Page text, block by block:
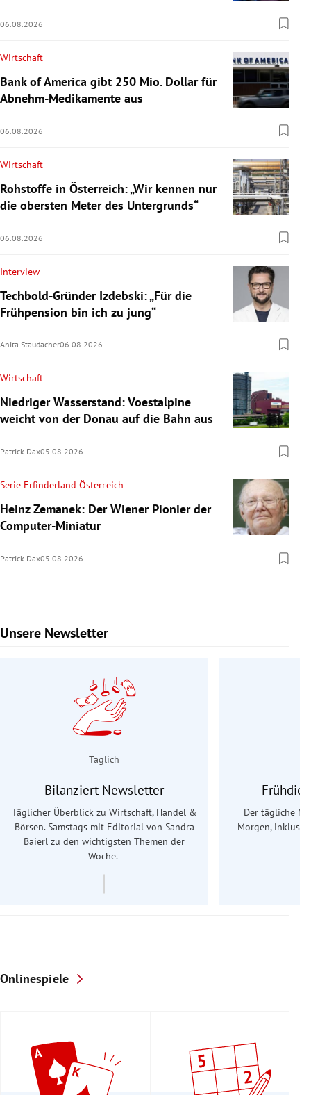
06.08.2026
Wirtschaft
Bank of America gibt 250 Mio. Dollar für
Abnehm-Medikamente aus
06.08.2026
Wirtschaft
Rohstoffe in Österreich: „Wir kennen nur
die obersten Meter des Untergrunds“
06.08.2026
Interview
Techbold-Gründer Izdebski: „Für die
Frühpension bin ich zu jung“
Anita Staudacher06.08.2026
Wirtschaft
Niedriger Wasserstand: Voestalpine
weicht von der Donau auf die Bahn aus
Patrick Dax05.08.2026
Serie Erfinderland Österreich
Heinz Zemanek: Der Wiener Pionier der
Computer-Miniatur
Patrick Dax05.08.2026
Unsere Newsletter
Slide 1 von 9
Täglich
Bilanziert Newsletter
Täglicher Überblick zu Wirtschaft, Handel &
Börsen. Samstags mit Editorial von Sandra
Baierl zu den wichtigsten Themen der
Woche.
Der tägliche
Morgen,
Onlinespiele